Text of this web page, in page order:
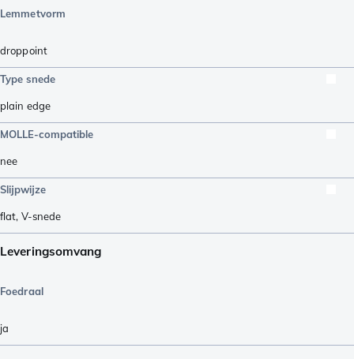
Lemmetvorm
droppoint
Type snede
plain edge
MOLLE-compatible
nee
Slijpwijze
flat, V-snede
Leveringsomvang
Foedraal
ja